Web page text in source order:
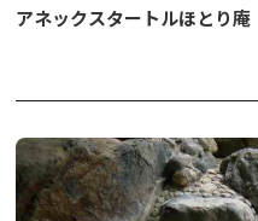
アネックスタートルほとり庵